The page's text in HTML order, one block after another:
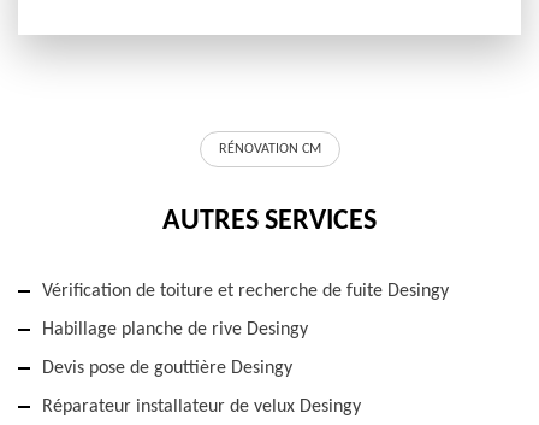
RÉNOVATION CM
AUTRES SERVICES
Vérification de toiture et recherche de fuite Desingy
Habillage planche de rive Desingy
Devis pose de gouttière Desingy
Réparateur installateur de velux Desingy